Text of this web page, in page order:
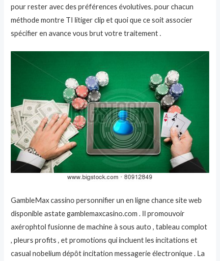
pour rester avec des préférences évolutives. pour chacun
méthode montre TI litiger clip et quoi que ce soit associer
spécifier en avance vous brut votre traitement .
GambleMax cassino personnifier un en ligne chance site web
disponible astate gamblemaxcasino.com . Il promouvoir
axérophtol fusionne de machine à sous auto , tableau complot
, pleurs profits , et promotions qui incluent les incitations et
casual nobelium dépôt incitation messagerie électronique . La